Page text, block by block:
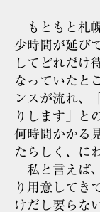
もともと札
少時間が延び
してどれだけ
なっていたと
ンスが流れ、
りします」と
何時間かかる
たらしく、
私と言えば
り用意してき
けだし要らな